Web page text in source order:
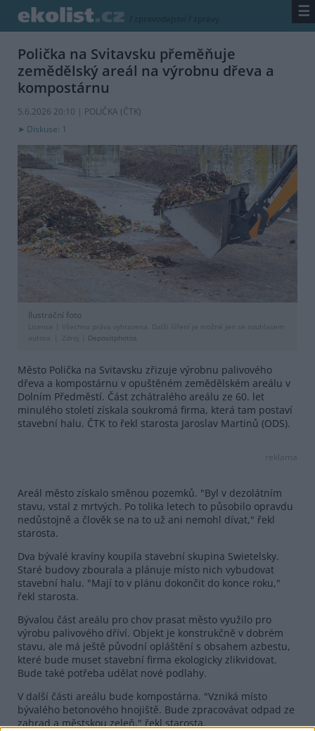
/ zpravodajství / zprávy ☰
Polička na Svitavsku přeměňuje
zemědělský areál na výrobnu dřeva a
kompostárnu
5.6.2026 20:10 | POLIČKA (ČTK)
Diskuse: 1
Ilustrační foto
Licence |
Všechna práva vyhrazena. Další šíření je možné jen se souhlasem
autora
Zdroj | Depositphotos
Město Polička na Svitavsku zřizuje výrobnu palivového
dřeva a kompostárnu v opuštěném zemědělském areálu v
Dolním Předměstí. Část zchátralého areálu ze 60. let
minulého století získala soukromá firma, která tam postaví
stavební halu. ČTK to řekl starosta Jaroslav Martinů (ODS).
reklama
Areál město získalo směnou pozemků. "Byl v dezolátním
stavu, vstal z mrtvých. Po tolika letech to působilo opravdu
nedůstojně a člověk se na to už ani nemohl dívat," řekl
starosta.
Dva bývalé kravíny koupila stavební skupina Swietelsky.
Staré budovy zbourala a plánuje místo nich vybudovat
stavební halu. "Mají to v plánu dokončit do konce roku,"
řekl starosta.
Bývalou část areálu pro chov prasat město využilo pro
výrobu palivového dříví. Objekt je konstrukčně v dobrém
stavu, ale má ještě původní opláštění s obsahem azbestu,
které bude muset stavební firma ekologicky zlikvidovat.
Bude také potřeba udělat nové podlahy.
V další části areálu bude kompostárna. "Vzniká místo
bývalého betonového hnojiště. Bude zpracovávat odpad ze
zahrad a městskou zeleň," řekl starosta.